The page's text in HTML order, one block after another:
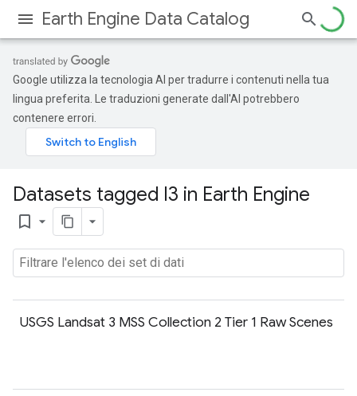
Earth Engine Data Catalog
Google utilizza la tecnologia AI per tradurre i contenuti nella tua
lingua preferita. Le traduzioni generate dall'AI potrebbero
contenere errori.
Datasets tagged l3 in Earth Engine
bookmark_border
USGS Landsat 3 MSS Collection 2 Tier 1 Raw Scenes